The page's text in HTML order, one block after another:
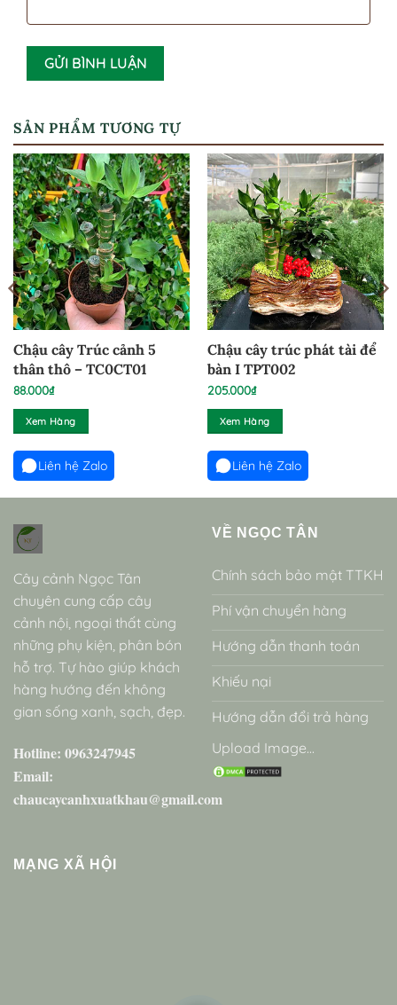
SẢN PHẨM TƯƠNG TỰ
Chậu cây Trúc cảnh 5
thân thô – TC0CT01
88.000₫
Xem Hàng
Liên hệ Zalo
Chậu cây trúc phát tài để
bàn I TPT002
205.000₫
Xem Hàng
Liên hệ Zalo
Cây cảnh Ngọc Tân
chuyên cung cấp cây
cảnh nội, ngoại thất cùng
những phụ kiện, phân bón
hỗ trợ. Tự hào giúp khách
hàng hướng đến không
gian sống xanh, sạch, đẹp.
Hotline: 0963247945
Email:
chaucaycanhxuatkhau@gmail.com
VỀ NGỌC TÂN
Chính sách bảo mật TTKH
Phí vận chuyển hàng
Hướng dẫn thanh toán
Khiếu nại
Hướng dẫn đổi trả hàng
Upload Image...
MẠNG XÃ HỘI